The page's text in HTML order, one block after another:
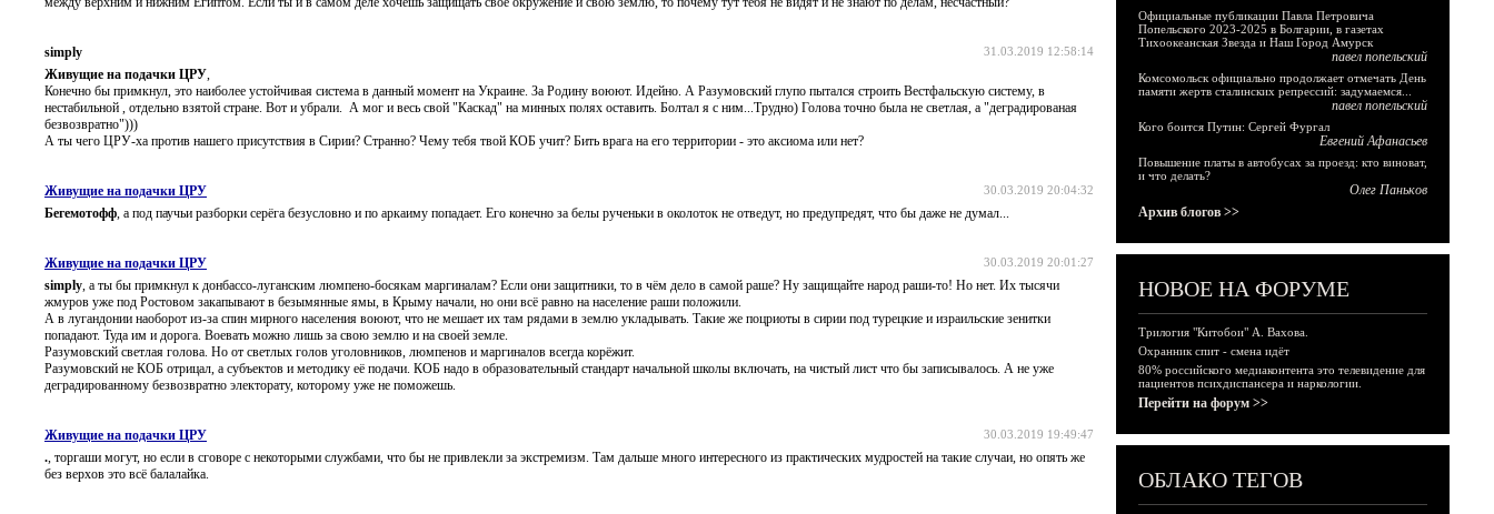
31.03.2019 12:58:14
simply
Живущие на подачки ЦРУ
Конечно бы примкнул, это наиболее устойчивая система в данный момент на Украине. За Родину воюют. Идейно. А Разумовский глупо пытался строить Вестфальскую систему, в
нестабильной , отдельно взятой стране. Вот и убрали. А мог и весь свой "Каскад" на минных полях оставить. Болтал я с ним...Трудно) Голова точно была не светлая, а "деградированая
безвозвратно")))
А ты чего ЦРУ-ха против нашего присутствия в Сирии? Странно? Чему тебя твой КОБ учит? Бить врага на его территории - это аксиома или нет?
30.03.2019 20:04:32
Живущие на подачки ЦРУ
Бегемотофф , а под паучьи разборки серёга безусловно и по аркаиму попадает. Его конечно за белы рученьки в околоток не отведут, но предупредят, что бы даже не думал...
30.03.2019 20:01:27
Живущие на подачки ЦРУ
simply , а ты бы примкнул к донбассо-луганским люмпено-босякам маргиналам? Если они защитники, то в чём дело в самой раше? Ну защищайте народ раши-то! Но нет. Их тысячи
жмуров уже под Ростовом закапывают в безымянные ямы, в Крыму начали, но они всё равно на население раши положили.
А в лугандонии наоборот из-за спин мирного населения воюют, что не мешает их там рядами в землю укладывать. Такие же поцриоты в сирии под турецкие и израильские зенитки
попадают. Туда им и дорога. Воевать можно лишь за свою землю и на своей земле.
Разумовский светлая голова. Но от светлых голов уголовников, люмпенов и маргиналов всегда корёжит.
Разумовский не КОБ отрицал, а субъектов и методику её подачи. КОБ надо в образовательный стандарт начальной школы включать, на чистый лист что бы записывалось. А не уже
деградированному безвозвратно электорату, которому уже не поможешь.
30.03.2019 19:49:47
Живущие на подачки ЦРУ
. , торгаши могут, но если в сговоре с некоторыми службами, что бы не привлекли за экстремизм. Там дальше много интересного из практических мудростей на такие случаи, но опять же
без верхов это всё балалайка.
Официальные публикации Павла Петровича
Попельского 2023-2025 в Болгарии, в газетах
Тихоокеанская Звезда и Наш Город Амурск
павел попельский
Комсомольск официально продолжает отмечать День
памяти жертв сталинских репрессий: задумаемся...
павел попельский
Кого боится Путин: Сергей Фургал
Евгений Афанасьев
Повышение платы в автобусах за проезд: кто виноват,
и что делать?
Олег Паньков
Архив блогов >>
НОВОЕ НА ФОРУМЕ
Трилогия "Китобои" А. Вахова.
Охранник спит - смена идёт
80% российского медиаконтента это телевидение для
пациентов психдиспансера и наркологии.
Перейти на форум >>
ОБЛАКО ТЕГОВ